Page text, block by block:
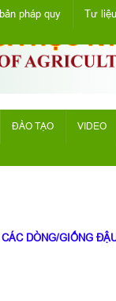
pháp quy Tư
ĐÀO TẠO VIDEO
DÒNG/GIỐNG